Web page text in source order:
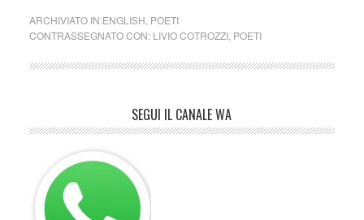
ARCHIVIATO IN:ENGLISH POETI
CONTRASSEGNATO CON: LIVIO COTROZZI, POETI
SEGUI IL CANALE WA